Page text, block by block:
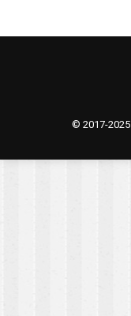
© 2017-2025